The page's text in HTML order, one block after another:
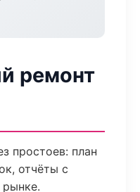
ремонт
простоев: план
отчёты с
рынке.